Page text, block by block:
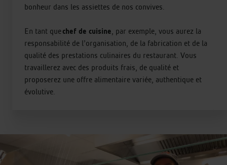
bonheur dans les assiettes de nos convives.
En tant quechef de cuisine, par exemple, vous aurez la
responsabilité de l’organisation, de la fabrication et de la
qualité des prestations culinaires du restaurant. Vous
travaillerez avec des produits frais, de qualité et
proposerez une offre alimentaire variée, authentique et
évolutive.